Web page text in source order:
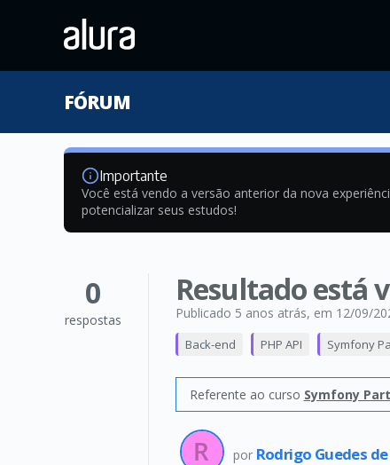
FÓRUM
Importante
Você está vendo a versão anterior da nova
potencializar seus estudos!
0
respostas
Resultado está
Publicado 5 anos atrás, em 12/09/
Back-end PHP API Symfony
Referente ao curso Symfony
por Rodrigo Guedes